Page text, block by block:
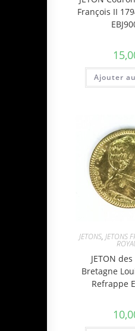
François II
Ajouter
JETONS, JETONS
JETON
Bretagne
Refrappe